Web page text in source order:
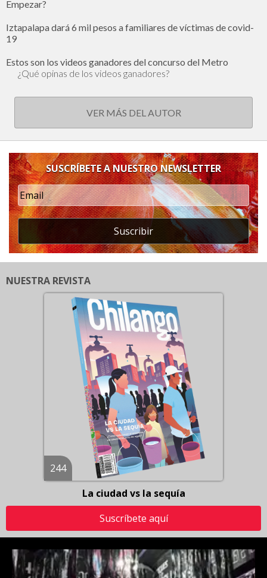
Empezar?
Iztapalapa dará 6 mil pesos a familiares de víctimas de covid-
19
Estos son los videos ganadores del concurso del Metro
¿Qué opinas de los videos ganadores?
VER MÁS DEL AUTOR
SUSCRÍBETE A NUESTRO NEWSLETTER
Suscribir
NUESTRA REVISTA
244
La ciudad vs la sequía
Suscríbete aquí